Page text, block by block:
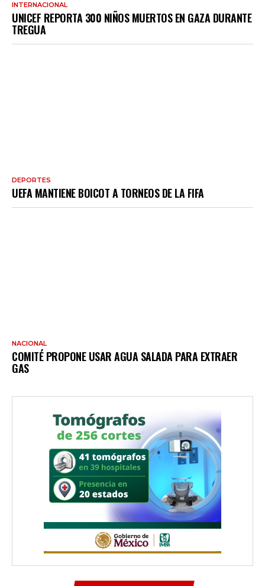
INTERNACIONAL
UNICEF REPORTA 300 NIÑOS MUERTOS EN GAZA DURANTE
TREGUA
DEPORTES
UEFA MANTIENE BOICOT A TORNEOS DE LA FIFA
NACIONAL
COMITÉ PROPONE USAR AGUA SALADA PARA EXTRAER
GAS